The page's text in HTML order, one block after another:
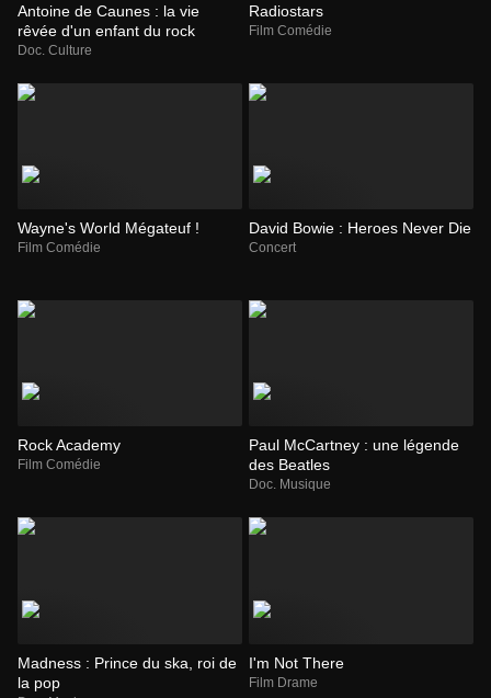
Antoine de Caunes : la vie
rêvée d'un enfant du rock
Doc. Culture
Radiostars
Film Comédie
Wayne's World Mégateuf !
Film Comédie
David Bowie : Heroes Never Die
Concert
Rock Academy
Film Comédie
Paul McCartney : une légende
des Beatles
Doc. Musique
Madness : Prince du ska, roi de
la pop
I'm Not There
Film Drame